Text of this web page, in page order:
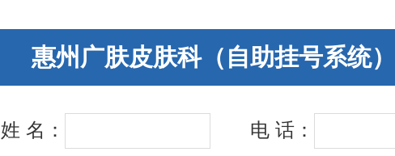
惠州广肤皮肤科（自助挂号系统）
姓 名： 电 话：